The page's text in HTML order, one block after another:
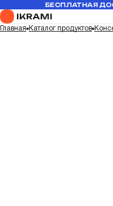
БЕСПЛАТНАЯ
Главная Каталог продуктов